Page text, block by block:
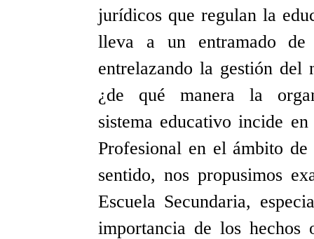
jurídicos que regulan la
lleva a un entramado de
entrelazando la gestión del
¿de qué manera la
sistema educativo incide
Profesional en el ámbito
sentido, nos propusimos
Escuela Secundaria,
importancia de los hechos